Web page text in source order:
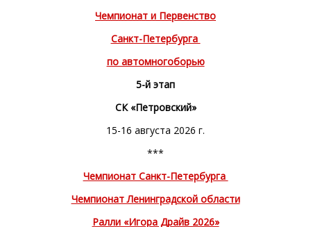
Чемпионат и Первенство
Санкт-Петербурга
по автомногоборью
5-й этап
СК «Петровский»
15-16 августа 2026 г.
***
Чемпионат Санкт-Петербурга
Чемпионат Ленинградской области
Ралли «Игора Драйв 2026»